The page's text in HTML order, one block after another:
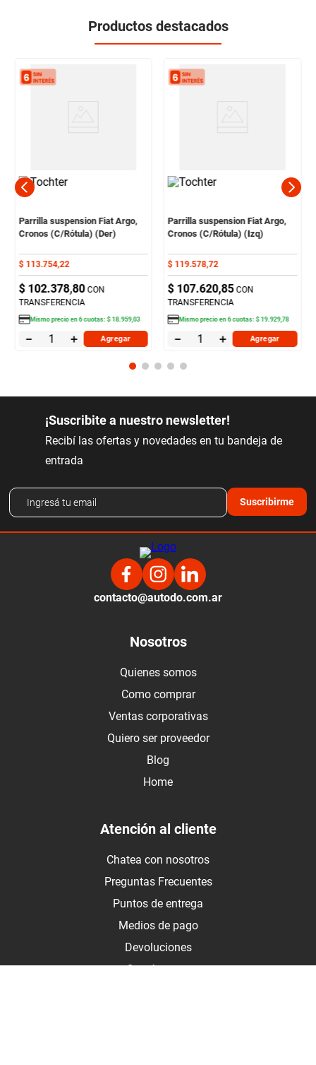
Productos destacados
Parrilla suspension Fiat Argo,
Cronos (C/Rótula) (Der)
$ 113.754,22
$ 102.378,80 CON
TRANSFERENCIA
Mismo precio en6cuotas:$ 18.959,03
＋
－ Agregar
Parrilla suspension Fiat Argo,
Cronos (C/Rótula) (Izq)
$ 119.578,72
$ 107.620,85 CON
TRANSFERENCIA
Mismo precio en6cuotas:$ 19.929,78
＋
－ Agregar
¡Suscribite a nuestro newsletter!
Recibí las ofertas y novedades en tu bandeja de
entrada
Suscribirme
contacto@autodo.com.ar
Nosotros
Quienes somos
Como comprar
Ventas corporativas
Quiero ser proveedor
Blog
Home
Atención al cliente
Chatea con nosotros
Preguntas Frecuentes
Puntos de entrega
Medios de pago
Devoluciones
Contáctanos